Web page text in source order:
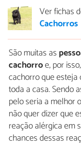
Ver fichas
Cachorros
São muitas as
cachorroe, por
cachorro que
toda a casa. Sendo
pelo seria a melhor
não quer dizer que
reação alérgica em
chances dessas